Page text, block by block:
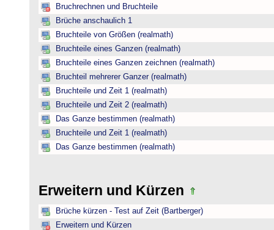
Bruchrechnen und Bruchteile
Brüche anschaulich 1
Bruchteile von Größen (realmath)
Bruchteile eines Ganzen (realmath)
Bruchteile eines Ganzen zeichnen (realmath)
Bruchteil mehrerer Ganzer (realmath)
Bruchteile und Zeit 1 (realmath)
Bruchteile und Zeit 2 (realmath)
Das Ganze bestimmen (realmath)
Bruchteile und Zeit 1 (realmath)
Das Ganze bestimmen (realmath)
Erweitern und Kürzen
Brüche kürzen - Test auf Zeit (Bartberger)
Erweitern und Kürzen